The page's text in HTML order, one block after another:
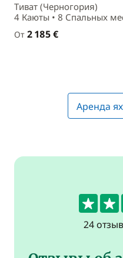
Тиват (Черногория)
4 Каюты • 8 Спальныx
От 2 185 €
Аренда
4.6
24